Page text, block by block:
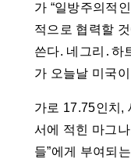
가 “일방주의적
적으로 협력할
쓴다. 네그리․하
가 오늘날 미국
가로 17.75인치,
서에 적힌 마그
들”에게 부여되